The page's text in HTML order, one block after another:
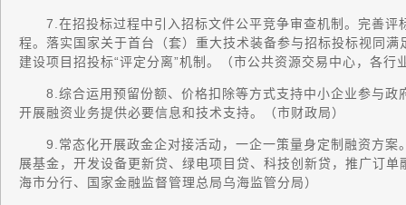
7.在招投标过程中引入招标文件公平竞争审查机制。完善评
程。落实国家关于首台（套）重大技术装备参与招标投标视同
建设项目招投标“评定分离”机制。（市公共资源交易中心，各行
8.综合运用预留份额、价格扣除等方式支持中小企业参与政
开展融资业务提供必要信息和技术支持。（市财政局）
9.常态化开展政金企对接活动，一企一策量身定制融资方案
展基金，开发设备更新贷、绿电项目贷、科技创新贷，推广订
海市分行、国家金融监督管理总局乌海监管分局）